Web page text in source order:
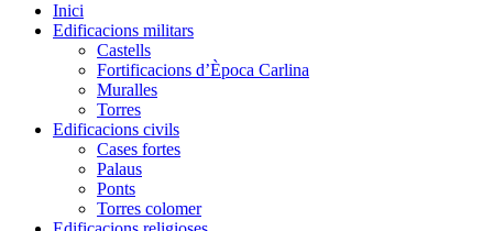
Inici
Edificacions militars
Castells
Fortificacions d’Època Carlina
Muralles
Torres
Edificacions civils
Cases fortes
Palaus
Ponts
Torres colomer